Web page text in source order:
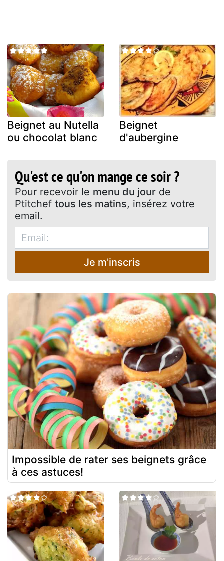
Beignet au Nutella
ou chocolat blanc
Beignet
d'aubergine
Qu'est ce qu'on mange ce soir ?
Pour recevoir le menu du jour de
Ptitchef tous les matins, insérez votre
email.
Je m'inscris
Impossible de rater ses beignets grâce
à ces astuces!